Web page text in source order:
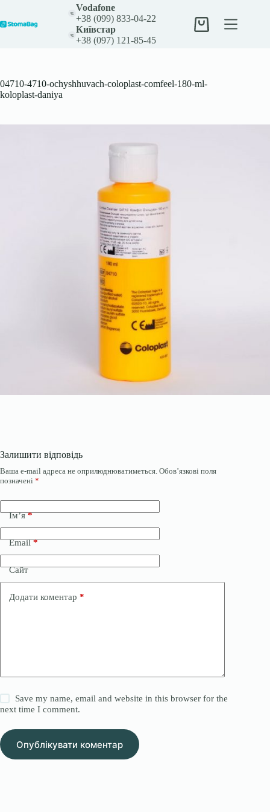
вмісту
Vodafone
+38 (099) 833-04-22
Київстар
+38 (097) 121-85-45
Кошик
04710-4710-ochyshhuvach-coloplast-comfeel-180-ml-
koloplast-daniya
Залишити відповідь
Ваша e-mail адреса не оприлюднюватиметься. Обов’язкові поля
позначені *
Ім’я*
Email*
Сайт
Додати коментар *
Save my name, email and website in this browser for the
next time I comment.
Опублікувати коментар